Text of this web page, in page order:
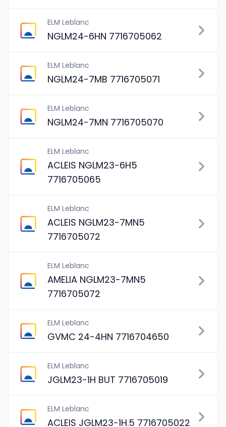
ELM Leblanc
NGLM24-6HN 7716705062
ELM Leblanc
NGLM24-7MB 7716705071
ELM Leblanc
NGLM24-7MN 7716705070
ELM Leblanc
ACLEIS NGLM23-6H5
7716705065
ELM Leblanc
ACLEIS NGLM23-7MN5
7716705072
ELM Leblanc
AMELIA NGLM23-7MN5
7716705072
ELM Leblanc
GVMC 24-4HN 7716704650
ELM Leblanc
JGLM23-1H BUT 7716705019
ELM Leblanc
ACLEIS JGLM23-1H.5 7716705022